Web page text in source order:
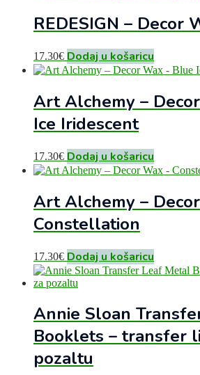
REDESIGN – Decor
17.30€ Dodaj u košaricu
Art Alchemy –
Ice Iridescent
17.30€ Dodaj u košaricu
Art Alchemy –
Constellation
17.30€ Dodaj u košaricu
Annie Sloan
Booklets – transfer
pozaltu